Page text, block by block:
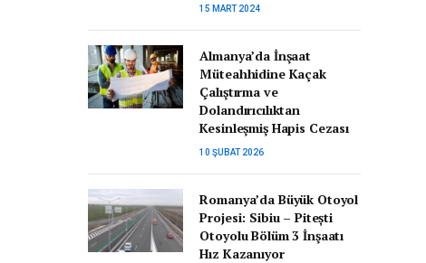
15 MART 2024
Almanya’da İnşaat
Müteahhidine Kaçak
Çalıştırma ve
Dolandırıcılıktan
Kesinleşmiş Hapis Cezası
10 ŞUBAT 2026
Romanya’da Büyük Otoyol
Projesi: Sibiu – Pitești
Otoyolu Bölüm 3 İnşaatı
Hız Kazanıyor